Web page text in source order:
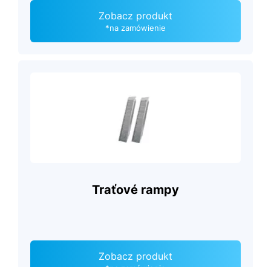
Zobacz produkt
*na zamówienie
Traťové rampy
Zobacz produkt